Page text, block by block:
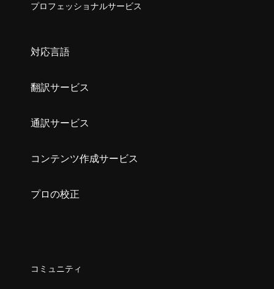
プロフェッショナルサービス
対応言語
翻訳サービス
通訳サービス
コンテンツ作成サービス
プロの校正
コミュニティ